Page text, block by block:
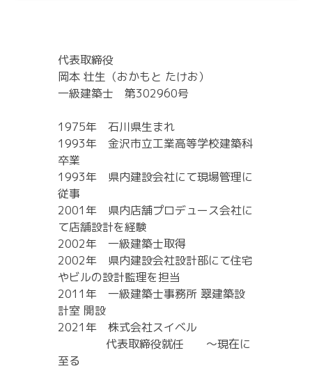
代表取締役
岡本 壮生（おかもと たけお）
一級建築士 第302960号
1975年 石川県生まれ
1993年 金沢市立工業高等学校建築科
卒業
1993年 県内建設会社にて現場管理に
従事
2001年 県内店舗プロデュース会社に
て店舗設計を経験
2002年 一級建築士取得
2002年 県内建設会社設計部にて住宅
やビルの設計監理を担当
2011年 一級建築士事務所 翠建築設
計室 開設
2021年 株式会社スイベル
代表取締役就任 ～現在に
至る